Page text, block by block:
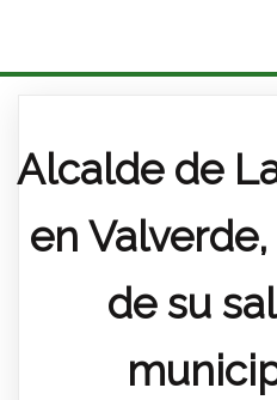
Alcalde de
en
de su